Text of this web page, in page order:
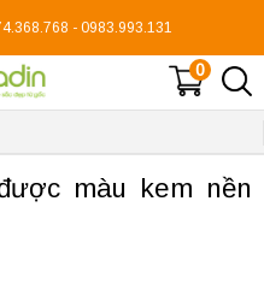
- 0983.993.131
0
màu kem nền